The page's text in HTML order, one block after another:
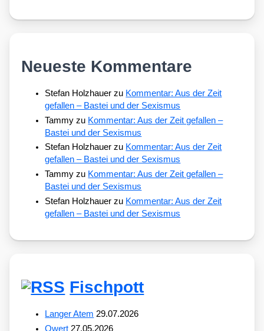
Neueste Kommentare
Stefan Holzhauer zu Kommentar: Aus der Zeit
gefallen – Bastei und der Sexismus
Tammy zu Kommentar: Aus der Zeit gefallen –
Bastei und der Sexismus
Stefan Holzhauer zu Kommentar: Aus der Zeit
gefallen – Bastei und der Sexismus
Tammy zu Kommentar: Aus der Zeit gefallen –
Bastei und der Sexismus
Stefan Holzhauer zu Kommentar: Aus der Zeit
gefallen – Bastei und der Sexismus
Fischpott
Langer Atem 29.07.2026
Qwert 27.05.2026